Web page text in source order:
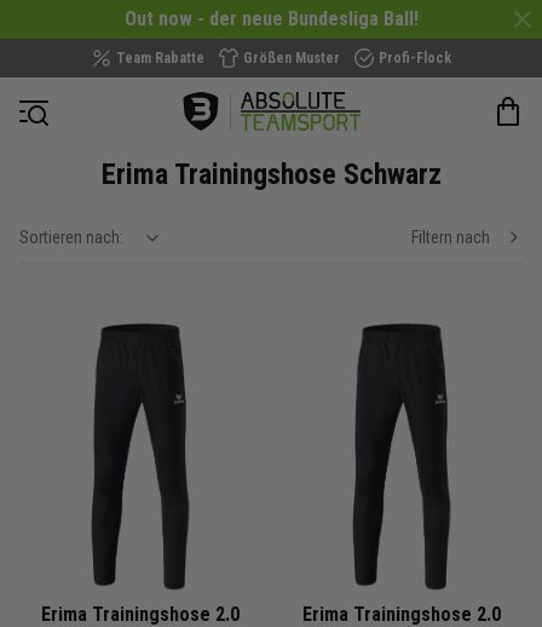
Out now - der neue Bundesliga Ball!
Team Rabatte Größen Muster Profi-Flock
Navigation öffnen
Erima Trainingshose Schwarz
Sortieren nach: show filteroptions Filtern nach
Erima Trainingshose 2.0
Erima Trainingshose 2.0